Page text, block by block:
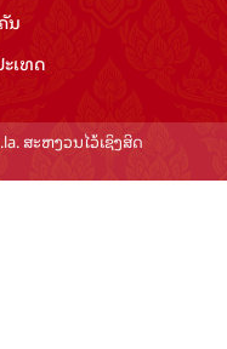
ນ
ເທດ
ສະຫງວນໄວ້ເຊິງສິດ